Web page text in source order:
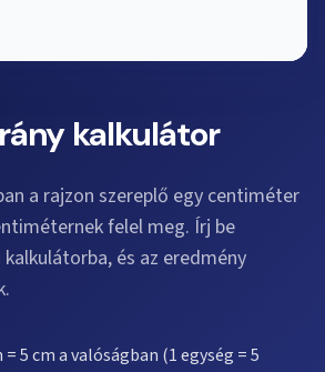
kalkulátor
a rajzon szereplő egy centiméter
felel meg. Írj be
és az eredmény
5 cm a valóságban (1 egység = 5